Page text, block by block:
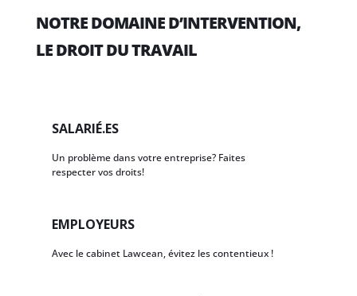
NOTRE DOMAINE D’INTERVENTION,
LE DROIT DU TRAVAIL
SALARIÉ.ES
Un problème dans votre entreprise? Faites
respecter vos droits!
EMPLOYEURS
Avec le cabinet Lawcean, évitez les contentieux !